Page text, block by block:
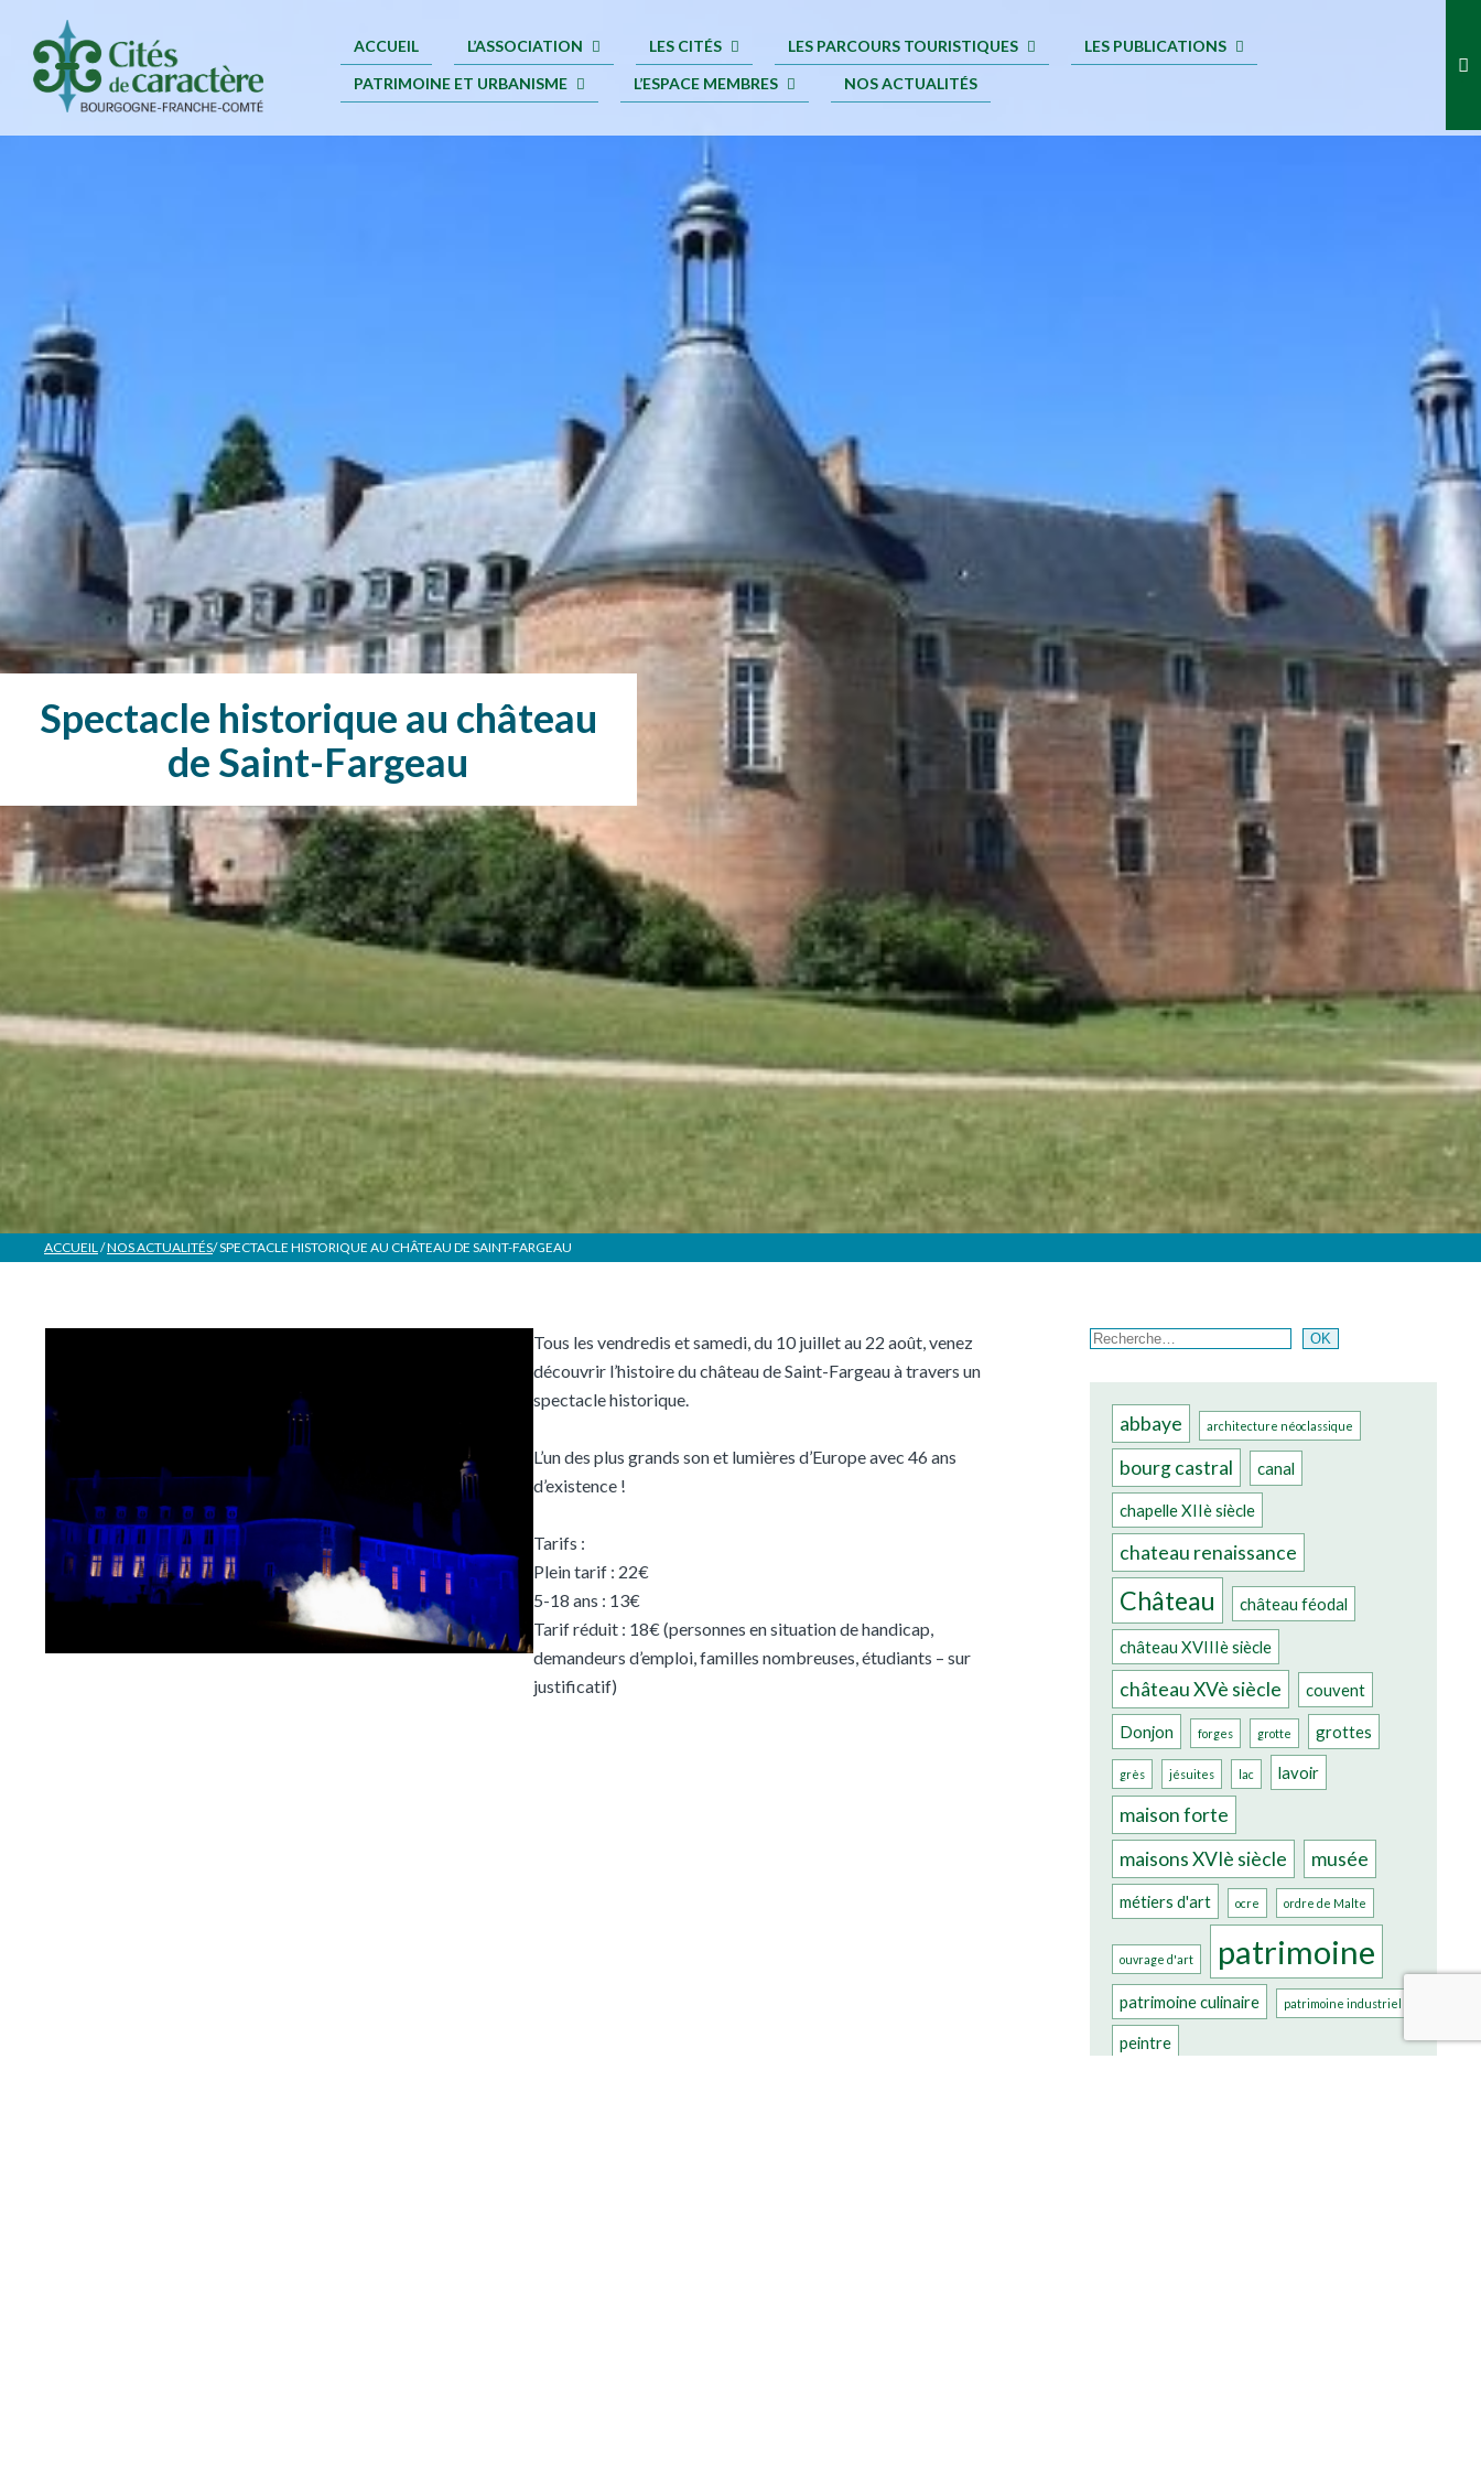
ACCUEIL L’ASSOCIATION LES CITÉS LES PARCOURS TOURISTIQUES
LES PUBLICATIONS
PATRIMOINE ET URBANISME
L’ESPACE MEMBRES NOS ACTUALITÉS .
Spectacle historique au château
de Saint-Fargeau
ACCUEIL/NOS ACTUALITÉS/SPECTACLE HISTORIQUE AU CHÂTEAU DE SAINT-FARGEAU
Tous les vendredis et samedi, du 10 juillet au 22 août, venez
découvrir l’histoire du château de Saint-Fargeau à travers un
spectacle historique.
L’un des plus grands son et lumières d’Europe avec 46 ans
d’existence !
Tarifs :
Plein tarif : 22€
5-18 ans : 13€
Tarif réduit : 18€ (personnes en situation de handicap,
demandeurs d’emploi, familles nombreuses, étudiants – sur
justificatif)
Rechercher OK
abbaye architecture néoclassique
bourg castral canal
chapelle XIIè siècle
chateau renaissance
Château château féodal
château XVIIIè siècle
château XVè siècle couvent
Donjon forges grotte grottes
grès jésuites lac lavoir
maison forte
maisons XVIè siècle
musée
métiers d'art ocre ordre de Malte
ouvrage d'art patrimoine
patrimoine culinaire patrimoine industriel
peintre